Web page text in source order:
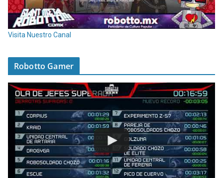
Visita Nuestro Canal
Robotto Gamer